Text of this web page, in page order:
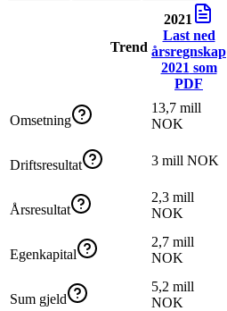
Trend
2021
Last ned
årsregnskap
2021 som
PDF
Omsetning
13,7 mill
NOK
Driftsresultat 3 mill NOK
Årsresultat
2,3 mill
NOK
Egenkapital
2,7 mill
NOK
Sum gjeld
5,2 mill
NOK